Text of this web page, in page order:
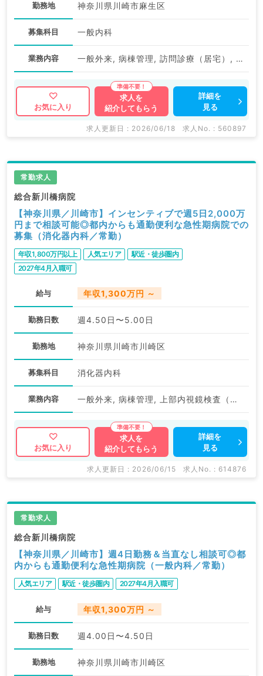
勤務地 神奈川県川崎市麻生区
募集科目 一般内科
業務内容 一般外来, 病棟管理, 訪問診療（居宅）, 訪問診療（施設）
お気に入り
求人を
紹介してもらう
詳細を
見る
求人更新日 : 2026/06/18 求人No. : 560897
常勤求人
総合新川橋病院
【神奈川県／川崎市】インセンティブで週5日2,000万
円まで相談可能◎都内からも通勤便利な急性期病院での
募集（消化器内科／常勤）
年収1,800万円以上 人気エリア
駅近・徒歩圏内
2027年4月入職可
給与 年収1,300万円 ～
勤務日数 週4.50日〜5.00日
勤務地 神奈川県川崎市川崎区
募集科目 消化器内科
業務内容 一般外来, 病棟管理, 上部内視鏡検査（ＧＦ）, 下部内視鏡検査（ＣＦ）
お気に入り
求人を
紹介してもらう
詳細を
見る
求人更新日 : 2026/06/15 求人No. : 614876
常勤求人
総合新川橋病院
【神奈川県／川崎市】週4日勤務＆当直なし相談可◎都
内からも通勤便利な急性期病院（一般内科／常勤）
人気エリア 駅近・徒歩圏内 2027年4月入職可
給与 年収1,300万円 ～
勤務日数 週4.00日〜4.50日
勤務地 神奈川県川崎市川崎区